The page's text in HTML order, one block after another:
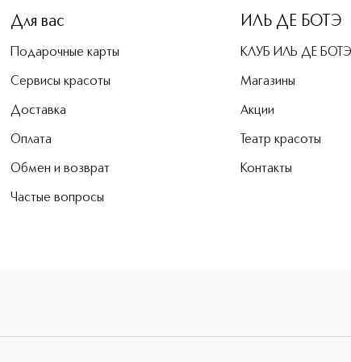
Для вас
Подарочные карты
Сервисы красоты
Доставка
Оплата
Обмен и возврат
Частые вопросы
ИЛЬ ДЕ БОТЭ
КЛУБ ИЛЬ ДЕ БОТЭ
Магазины
Акции
Театр красоты
Контакты